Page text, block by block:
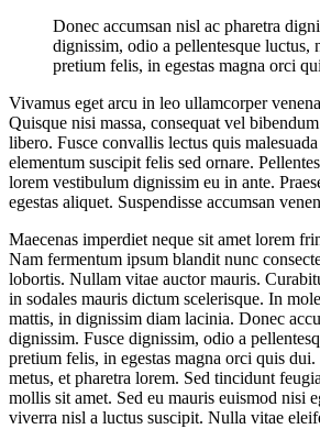
Donec accumsan nisl ac pharetra
dignissim, odio a pellentesque luctus,
pretium felis, in egestas magna orci
Vivamus eget arcu in leo ullamcorper
Quisque nisi massa, consequat vel
libero. Fusce convallis lectus quis
elementum suscipit felis sed ornare.
lorem vestibulum dignissim eu in ante.
egestas aliquet. Suspendisse accumsan
Maecenas imperdiet neque sit amet lorem
Nam fermentum ipsum blandit nunc
lobortis. Nullam vitae auctor mauris.
in sodales mauris dictum scelerisque. In
mattis, in dignissim diam lacinia. Donec
dignissim. Fusce dignissim, odio a
pretium felis, in egestas magna orci quis
metus, et pharetra lorem. Sed tincidunt
mollis sit amet. Sed eu mauris euismod nisi
viverra nisl a luctus suscipit. Nulla vitae